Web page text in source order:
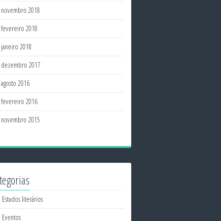
novembro 2018
fevereiro 2018
janeiro 2018
dezembro 2017
agosto 2016
fevereiro 2016
novembro 2015
Estudos literários
Eventos